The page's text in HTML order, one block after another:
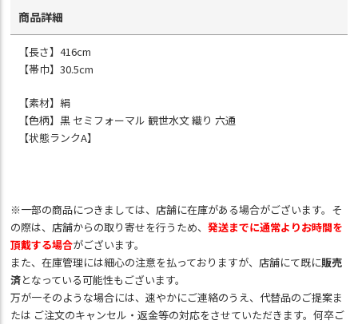
商品詳細
【長さ】416cm
【帯巾】30.5cm
【素材】絹
【色柄】黒 セミフォーマル 観世水文 織り 六通
【状態ランクA】
※一部の商品につきましては、店舗に在庫がある場合がございます。そ
の際は、店舗からの取り寄せを行うため、発送までに通常よりお時間を
頂戴する場合がございます。
また、在庫管理には細心の注意を払っておりますが、店舗にて既に販売
済となっている可能性もございます。
万が一そのような場合には、速やかにご連絡のうえ、代替品のご提案ま
たは ご注文のキャンセル・返金等の対応をさせていただきます。何卒ご